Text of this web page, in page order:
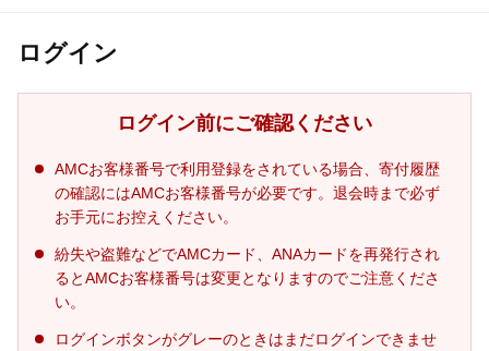
ログイン
ログイン前にご確認ください
AMCお客様番号で利用登録をされている場合、寄付履歴
の確認にはAMCお客様番号が必要です。退会時まで必ず
お手元にお控えください。
紛失や盗難などでAMCカード、ANAカードを再発行され
るとAMCお客様番号は変更となりますのでご注意くださ
い。
ログインボタンがグレーのときはまだログインできませ